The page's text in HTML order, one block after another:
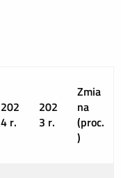
202
4 r.
202
3 r.
Zmia
na
(proc.
)